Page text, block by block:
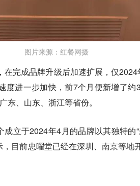
图片来源：红餐网摄
完成品牌升级后加速扩展，仅
度进一步加快，前7个月便新增了
东、山东、浙江等省份。
立于2024年4月的品牌以其独特的
目前忠曜堂已经在深圳、南京等地